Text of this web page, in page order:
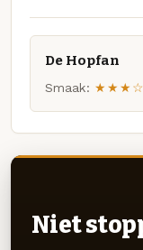
De Hopfan
Smaak:
Niet